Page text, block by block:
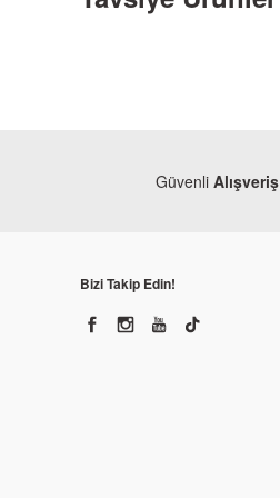
Güvenli Alışveriş
Bizi Takip Edin!